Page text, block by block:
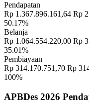
Pendapatan
Rp 1.367.896.161,64 Rp
50.17%
Belanja
Rp 1.064.554.220,00 Rp
35.01%
Pembiayaan
Rp 314.170.751,70 Rp
100%
APBDes 2026